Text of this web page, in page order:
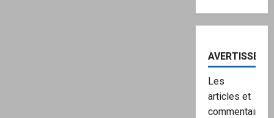
Les
articles et
commentaires